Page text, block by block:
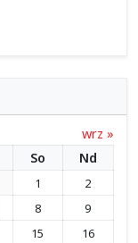
wrz »
So Nd
1
2
8
9
15
16